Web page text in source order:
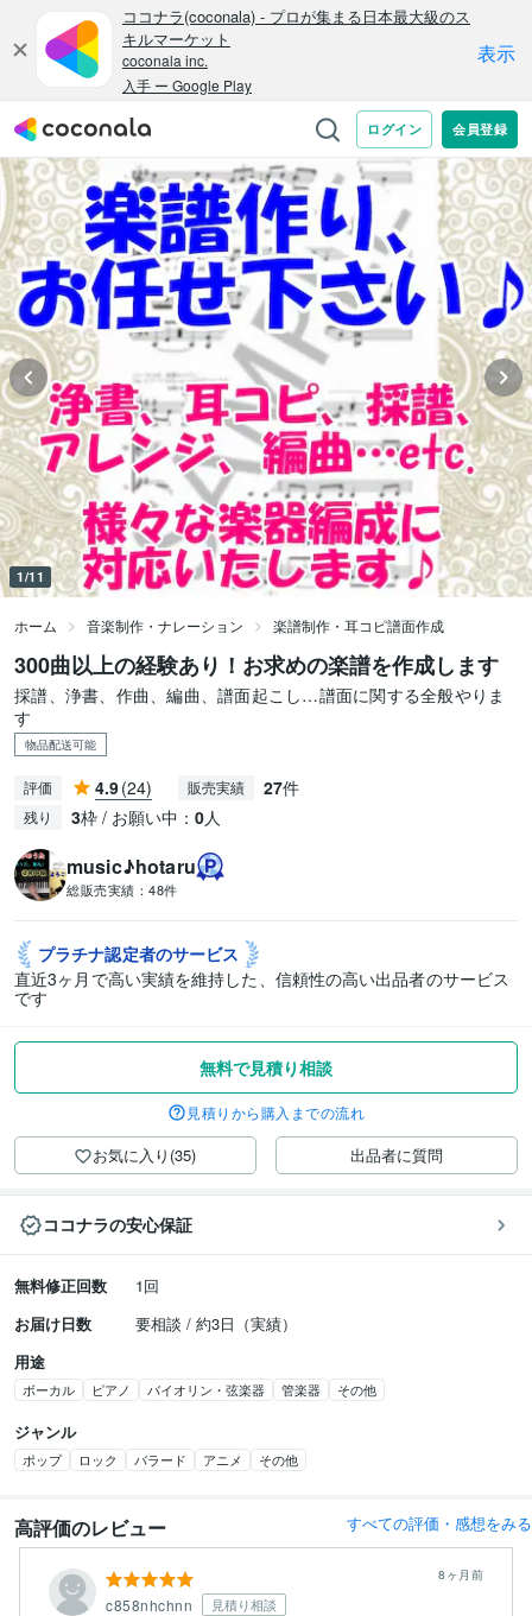
1/11
ホーム 音楽制作・ナレーション 楽譜制作・耳コピ譜面作成
300曲以上の経験あり！お求めの楽譜を作成します
採譜、浄書、作曲、編曲、譜面起こし…譜面に関する全般やりま
す
物品配送可能
評価 4.9(24) 販売実績 27件
残り 3枠 / お願い中： 0人
music♪hotaru
総販売実績： 48件
プラチナ認定者のサービス
直近3ヶ月で高い実績を維持した、信頼性の高い出品者のサービス
です
無料で見積り相談
見積りから購入までの流れ
お気に入り(35) 出品者に質問
ココナラの安心保証
無料修正回数
1回
お届け日数
要相談 / 約3日（実績）
用途
ボーカル ピアノ バイオリン・弦楽器 管楽器 その他
ジャンル
ポップ ロック バラード アニメ その他
高評価のレビュー すべての評価・感想をみる
c858nhchnn 見積り相談
8ヶ月前